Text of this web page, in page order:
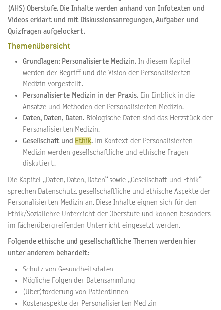
(AHS) Oberstufe. Die Inhalte werden anhand von Infotexten und
Videos erklärt und mit Diskussionsanregungen, Aufgaben und
Quizfragen aufgelockert.
Themenübersicht
Grundlagen: Personalisierte Medizin. In diesem Kapitel
werden der Begriff und die Vision der Personalisierten
Medizin vorgestellt.
Personalisierte Medizin in der Praxis. Ein Einblick in die
Ansätze und Methoden der Personalisierten Medizin.
Daten, Daten, Daten. Biologische Daten sind das Herzstück der
Personalisierten Medizin.
Gesellschaft und Ethik. Im Kontext der Personalisierten
Medizin werden gesellschaftliche und ethische Fragen
diskutiert.
Die Kapitel „Daten, Daten, Daten“ sowie „Gesellschaft und Ethik“
sprechen Datenschutz, gesellschaftliche und ethische Aspekte der
Personalisierten Medizin an. Diese Inhalte eignen sich für den
Ethik/Soziallehre Unterricht der Oberstufe und können besonders
im fächerübergreifenden Unterricht eingesetzt werden.
Folgende ethische und gesellschaftliche Themen werden hier
unter anderem behandelt:
Schutz von Gesundheitsdaten
Mögliche Folgen der Datensammlung
(Über)forderung von PatientInnen
Kostenaspekte der Personalisierten Medizin